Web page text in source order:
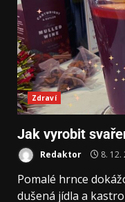
Zdraví
Jak vyrobit
Redaktor 8. 12.
Pomalé hrnce
dušená jídla a